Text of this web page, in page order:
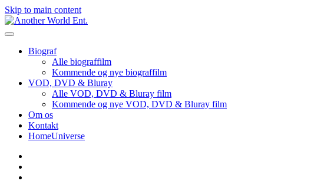
Skip to main content
Biograf
Alle biograffilm
Kommende og nye biograffilm
VOD, DVD & Bluray
Alle VOD, DVD & Bluray film
Kommende og nye VOD, DVD & Bluray film
Om os
Kontakt
HomeUniverse